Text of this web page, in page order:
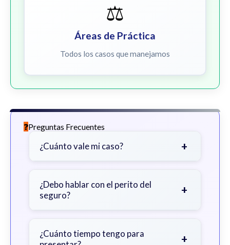
⚖️
Áreas de Práctica
Todos los casos que manejamos
Preguntas Frecuentes
¿Cuánto vale mi caso? +
gravedad de sus lesiones, facturas
médicas, tiempo fuera del trabajo y
¿Debo hablar con el perito del
seguro?
+
primero con un abogado para evitar
¿Cuánto tiempo tengo para
+